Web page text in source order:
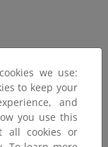
we use:
to keep your
and
you use this
all cookies or